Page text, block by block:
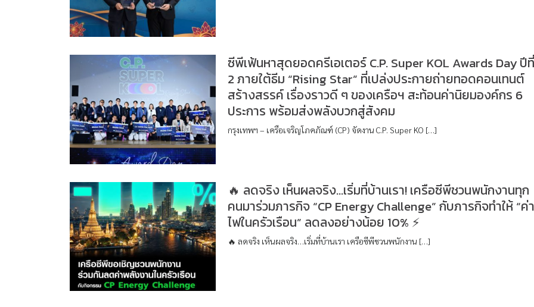
ซีพีเฟ้นหาสุดยอดครีเอเตอร์ C.P. Super KOL Awards Day ปี
2 ภายใต้ธีม “Rising Star” ที่เปล่งประกายถ่ายทอดคอนเทนต์
สร้างสรรค์ เรื่องราวดี ๆ ของเครือฯ สะท้อนค่านิยมองค์กร 6
ประการ พร้อมส่งพลังบวกสู่สังคม
กรุงเทพฯ – เครือเจริญโภคภัณฑ์ (CP) จัดงาน C.P. Super KO […]
🔥 ลดจริง เห็นผลจริง…เริ่มที่บ้านเรา! เครือซีพีชวนพนักงานทุก
คนมาร่วมภารกิจ “CP Energy Challenge” กับภารกิจทำให้ “ค่
ไฟในครัวเรือน” ลดลงอย่างน้อย 10% ⚡
🔥 ลดจริง เห็นผลจริง…เริ่มที่บ้านเรา เครือซีพีชวนพนักงาน […]